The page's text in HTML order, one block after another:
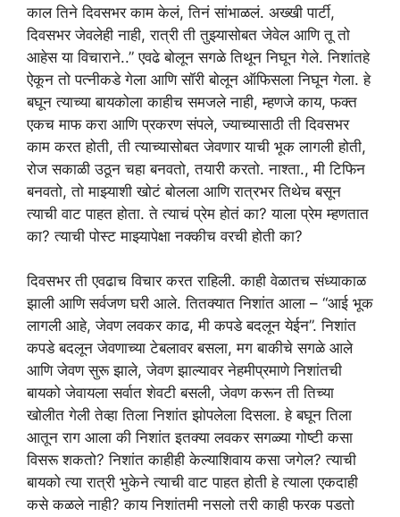
काल तिने दिवसभर काम केलं, तिनं सांभाळलं. अख्खी पार्टी,
दिवसभर जेवलेही नाही, रात्री ती तुझ्यासोबत जेवेल आणि तू तो
आहेस या विचाराने..” एवढे बोलून सगळे तिथून निघून गेले. निशांतहे
ऐकून तो पत्नीकडे गेला आणि सॉरी बोलून ऑफिसला निघून गेला. हे
बघून त्याच्या बायकोला काहीच समजले नाही, म्हणजे काय, फक्त
एकच माफ करा आणि प्रकरण संपले, ज्याच्यासाठी ती दिवसभर
काम करत होती, ती त्याच्यासोबत जेवणार याची भूक लागली होती,
रोज सकाळी उठून चहा बनवतो, तयारी करतो. नाश्ता., मी टिफिन
बनवतो, तो माझ्याशी खोटं बोलला आणि रात्रभर तिथेच बसून
त्याची वाट पाहत होता. ते त्याचं प्रेम होतं का? याला प्रेम म्हणतात
का? त्याची पोस्ट माझ्यापेक्षा नक्कीच वरची होती का?
दिवसभर ती एवढाच विचार करत राहिली. काही वेळातच संध्याकाळ
झाली आणि सर्वजण घरी आले. तितक्यात निशांत आला – “आई भूक
लागली आहे, जेवण लवकर काढ, मी कपडे बदलून येईन”. निशांत
कपडे बदलून जेवणाच्या टेबलावर बसला, मग बाकीचे सगळे आले
आणि जेवण सुरू झाले, जेवण झाल्यावर नेहमीप्रमाणे निशांतची
बायको जेवायला सर्वात शेवटी बसली, जेवण करून ती तिच्या
खोलीत गेली तेव्हा तिला निशांत झोपलेला दिसला. हे बघून तिला
आतून राग आला की निशांत इतक्या लवकर सगळ्या गोष्टी कसा
विसरू शकतो? निशांत काहीही केल्याशिवाय कसा जगेल? त्याची
बायको त्या रात्री भुकेने त्याची वाट पाहत होती हे त्याला एकदाही
कसे कळले नाही? काय निशांतमी नसलो तरी काही फरक पडतो